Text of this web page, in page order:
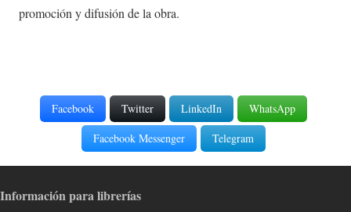
promoción y difusión de la obra.
Facebook Twitter LinkedIn
WhatsApp
Facebook Messenger
Telegram
Información para librerías